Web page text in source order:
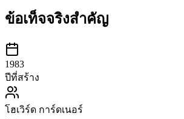
ข้อเท็จจริงสำคัญ
1983
ปีที่สร้าง
โฮเวิร์ด การ์ดเนอร์